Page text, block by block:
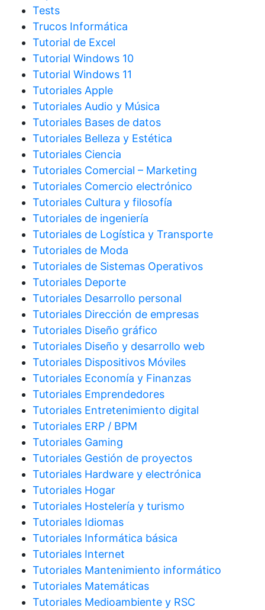
Tests
Trucos Informática
Tutorial de Excel
Tutorial Windows 10
Tutorial Windows 11
Tutoriales Apple
Tutoriales Audio y Música
Tutoriales Bases de datos
Tutoriales Belleza y Estética
Tutoriales Ciencia
Tutoriales Comercial – Marketing
Tutoriales Comercio electrónico
Tutoriales Cultura y filosofía
Tutoriales de ingeniería
Tutoriales de Logística y Transporte
Tutoriales de Moda
Tutoriales de Sistemas Operativos
Tutoriales Deporte
Tutoriales Desarrollo personal
Tutoriales Dirección de empresas
Tutoriales Diseño gráfico
Tutoriales Diseño y desarrollo web
Tutoriales Dispositivos Móviles
Tutoriales Economía y Finanzas
Tutoriales Emprendedores
Tutoriales Entretenimiento digital
Tutoriales ERP / BPM
Tutoriales Gaming
Tutoriales Gestión de proyectos
Tutoriales Hardware y electrónica
Tutoriales Hogar
Tutoriales Hostelería y turismo
Tutoriales Idiomas
Tutoriales Informática básica
Tutoriales Internet
Tutoriales Mantenimiento informático
Tutoriales Matemáticas
Tutoriales Medioambiente y RSC